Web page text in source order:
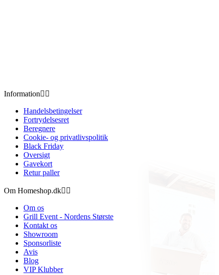
Information 
Handelsbetingelser
Fortrydelsesret
Beregnere
Cookie- og privatlivspolitik
Black Friday
Oversigt
Gavekort
Retur paller
Om Homeshop.dk 
Om os
Grill Event - Nordens Største
Kontakt os
Showroom
Sponsorliste
Avis
Blog
VIP Klubber